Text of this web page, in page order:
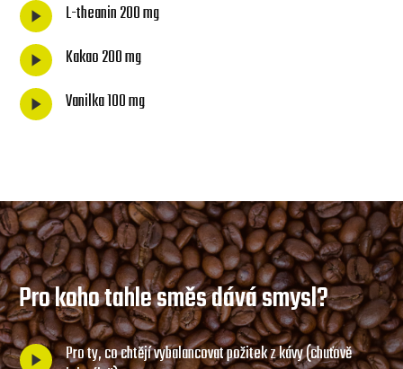
L-theanin 200 mg
Kakao 200 mg
Vanilka 100 mg
Pro koho tahle směs dává smysl?
Pro ty, co chtějí vybalancovat požitek z kávy (chuťově